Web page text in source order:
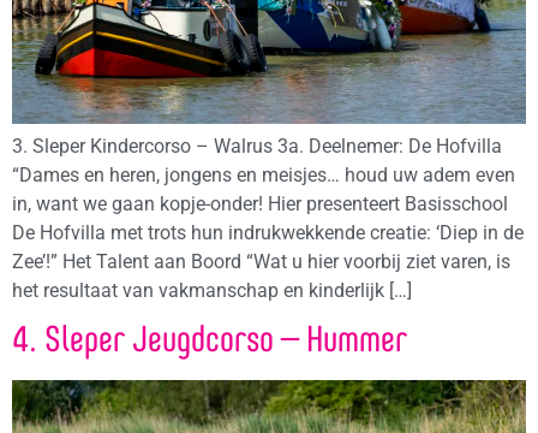
3. Sleper Kindercorso – Walrus 3a. Deelnemer: De Hofvilla
“Dames en heren, jongens en meisjes… houd uw adem even
in, want we gaan kopje-onder! Hier presenteert Basisschool
De Hofvilla met trots hun indrukwekkende creatie: ‘Diep in de
Zee’!” Het Talent aan Boord “Wat u hier voorbij ziet varen, is
het resultaat van vakmanschap en kinderlijk […]
4. Sleper Jeugdcorso – Hummer